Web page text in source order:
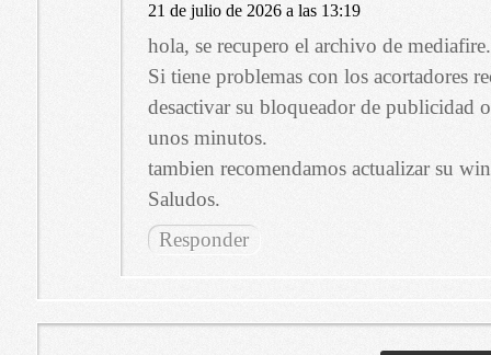
21 de julio de 2026 a las 13:19
hola, se recupero el archivo de mediafire.
Si tiene problemas con los acortadores
desactivar su bloqueador de publicidad
unos minutos.
tambien recomendamos actualizar su
Saludos.
Responder